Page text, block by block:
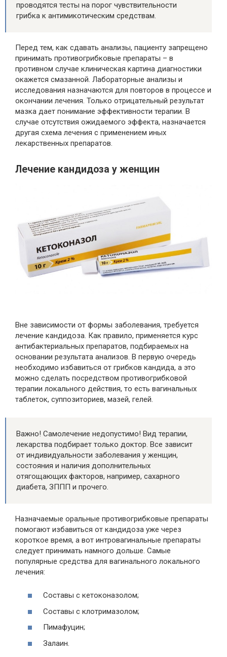
проводятся тесты на порог чувствительности
грибка к антимикотическим средствам.
Перед тем, как сдавать анализы, пациенту запрещено
принимать противогрибковые препараты – в
противном случае клиническая картина диагностики
окажется смазанной. Лабораторные анализы и
исследования назначаются для повторов в процессе и
окончании лечения. Только отрицательный результат
мазка дает понимание эффективности терапии. В
случае отсутствия ожидаемого эффекта, назначается
другая схема лечения с применением иных
лекарственных препаратов.
Лечение кандидоза у женщин
Вне зависимости от формы заболевания, требуется
лечение кандидоза. Как правило, применяется курс
антибактериальных препаратов, подбираемых на
основании результата анализов. В первую очередь
необходимо избавиться от грибков кандида, а это
можно сделать посредством противогрибковой
терапии локального действия, то есть вагинальных
таблеток, суппозиториев, мазей, гелей.
Важно! Самолечение недопустимо! Вид терапии,
лекарства подбирает только доктор. Все зависит
от индивидуальности заболевания у женщин,
состояния и наличия дополнительных
отягощающих факторов, например, сахарного
диабета, ЗППП и прочего.
Назначаемые оральные противогрибковые препараты
помогают избавиться от кандидоза уже через
короткое время, а вот интровагинальные препараты
следует принимать намного дольше. Самые
популярные средства для вагинального локального
лечения:
Составы с кетоконазолом;
Составы с клотримазолом;
Пимафуцин;
Залаин.